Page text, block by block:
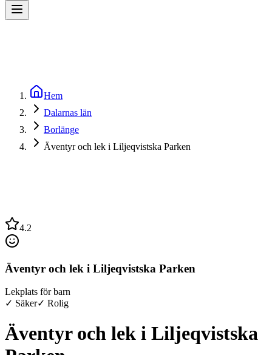
Hem
Dalarnas län
Borlänge
Äventyr och lek i Liljeqvistska Parken
4.2
Äventyr och lek i Liljeqvistska Parken
Lekplats för barn
✓ Säker✓ Rolig
Äventyr och lek i Liljeqvistska